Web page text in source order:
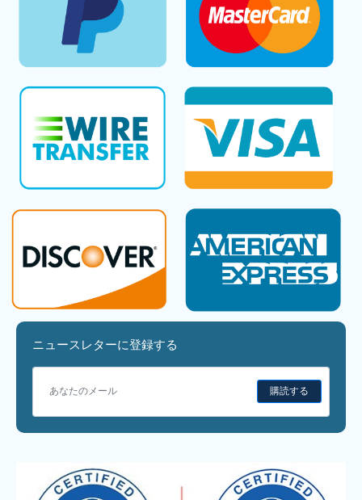
ニュースレターに登録する
購読する